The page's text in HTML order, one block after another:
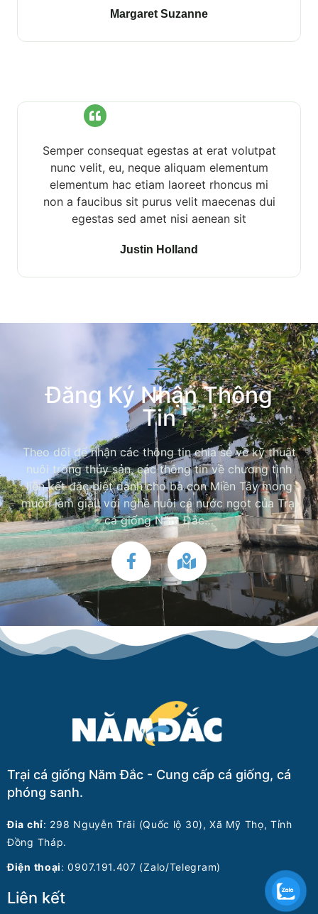
Margaret Suzanne
Semper consequat egestas at erat volutpat
nunc velit, eu, neque aliquam elementum
elementum hac etiam laoreet rhoncus mi
non a faucibus sit purus velit maecenas dui
egestas sed amet nisi aenean sit
Justin Holland
Đăng Ký Nhận Thông
Tin
Theo dõi để nhận các thông tin chia sẻ về kỹ thuật
nuôi trồng thủy sản, các thông tin về chương tình
liên kết đặc biệt dành cho bà con Miền Tây mong
muốn làm giàu với nghề nuôi cá nước ngọt của Trại
cá giống Năm Đắc…
Trại cá giống Năm Đắc - Cung cấp cá giống, cá
phóng sanh.
Đia chỉ: 298 Nguyễn Trãi (Quốc lộ 30), Xã Mỹ Thọ, Tỉnh
Đồng Tháp.
Điện thoại: 0907.191.407 (Zalo/Telegram)
Liên kết